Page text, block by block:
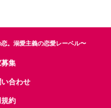
。溺愛主義の恋愛レーベル〜
集
い合わせ
約